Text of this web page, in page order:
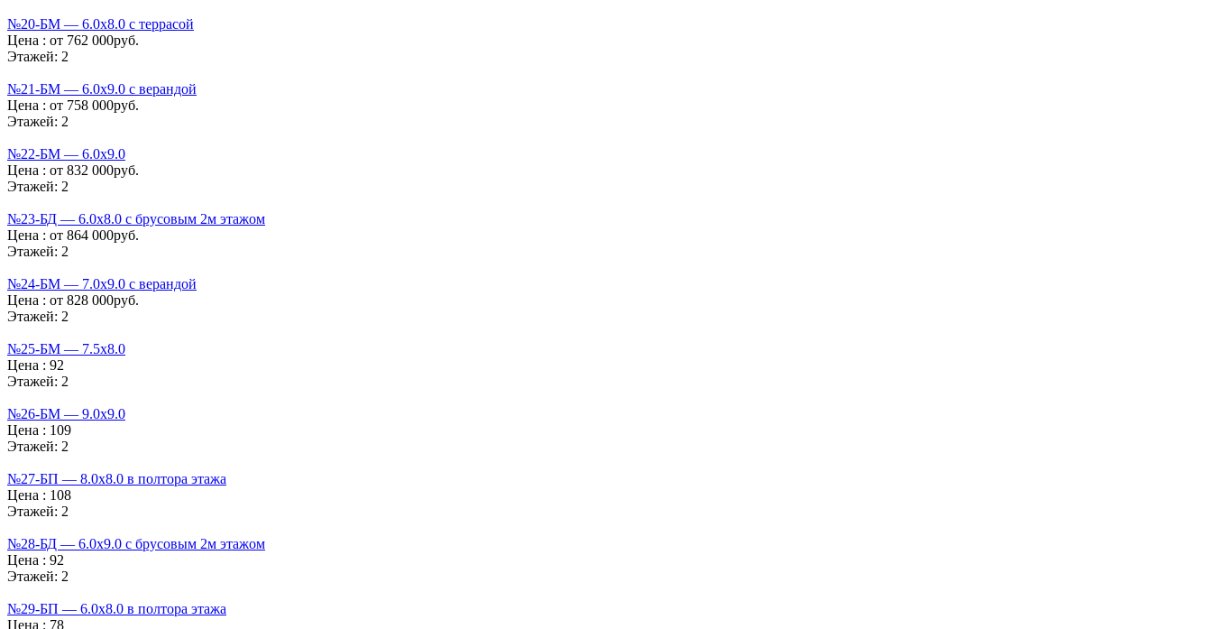
№20-БМ — 6.0х8.0 с террасой
Цена : от 762 000руб.
Этажей: 2
№21-БМ — 6.0х9.0 с верандой
Цена : от 758 000руб.
Этажей: 2
№22-БМ — 6.0х9.0
Цена : от 832 000руб.
Этажей: 2
№23-БД — 6.0х8.0 с брусовым 2м этажом
Цена : от 864 000руб.
Этажей: 2
№24-БМ — 7.0х9.0 с верандой
Цена : от 828 000руб.
Этажей: 2
№25-БМ — 7.5х8.0
Цена : 92
Этажей: 2
№26-БМ — 9.0х9.0
Цена : 109
Этажей: 2
№27-БП — 8.0х8.0 в полтора этажа
Цена : 108
Этажей: 2
№28-БД — 6.0х9.0 с брусовым 2м этажом
Цена : 92
Этажей: 2
№29-БП — 6.0х8.0 в полтора этажа
Цена : 78